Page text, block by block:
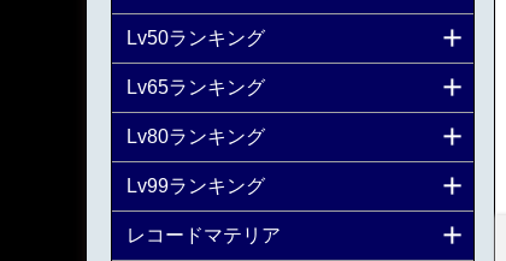
Lv50ランキング
Lv65ランキング
Lv80ランキング
Lv99ランキング
レコードマテリア